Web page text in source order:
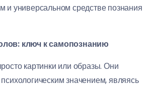
и универсальном средстве познания
ключ к самопознанию
картинки или образы. Они
значением, являясь